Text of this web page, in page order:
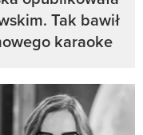
Tak bawił
karaoke